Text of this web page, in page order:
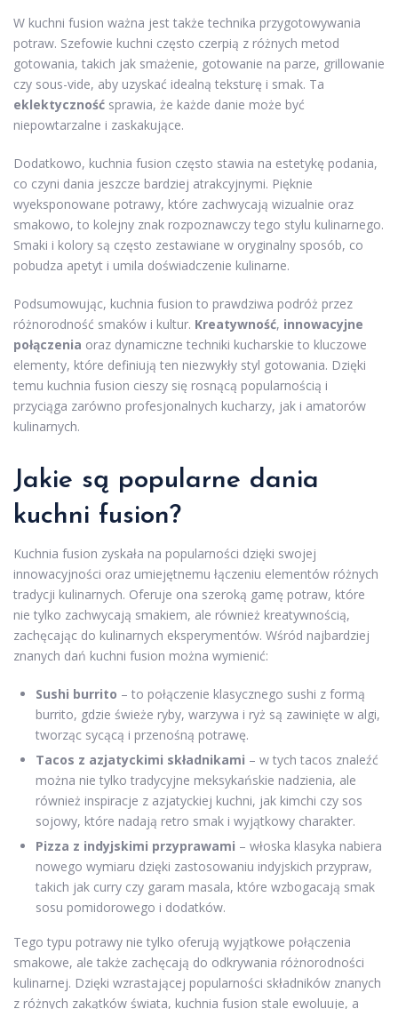
W kuchni fusion ważna jest także technika przygotowywania
potraw. Szefowie kuchni często czerpią z różnych metod
gotowania, takich jak smażenie, gotowanie na parze, grillowanie
czy sous-vide, aby uzyskać idealną teksturę i smak. Ta
eklektyczność sprawia, że każde danie może być
niepowtarzalne i zaskakujące.
Dodatkowo, kuchnia fusion często stawia na estetykę podania,
co czyni dania jeszcze bardziej atrakcyjnymi. Pięknie
wyeksponowane potrawy, które zachwycają wizualnie oraz
smakowo, to kolejny znak rozpoznawczy tego stylu kulinarnego.
Smaki i kolory są często zestawiane w oryginalny sposób, co
pobudza apetyt i umila doświadczenie kulinarne.
Podsumowując, kuchnia fusion to prawdziwa podróż przez
różnorodność smaków i kultur. Kreatywność, innowacyjne
połączenia oraz dynamiczne techniki kucharskie to kluczowe
elementy, które definiują ten niezwykły styl gotowania. Dzięki
temu kuchnia fusion cieszy się rosnącą popularnością i
przyciąga zarówno profesjonalnych kucharzy, jak i amatorów
kulinarnych.
Jakie są popularne dania
kuchni fusion?
Kuchnia fusion zyskała na popularności dzięki swojej
innowacyjności oraz umiejętnemu łączeniu elementów różnych
tradycji kulinarnych. Oferuje ona szeroką gamę potraw, które
nie tylko zachwycają smakiem, ale również kreatywnością,
zachęcając do kulinarnych eksperymentów. Wśród najbardziej
znanych dań kuchni fusion można wymienić:
Sushi burrito – to połączenie klasycznego sushi z formą
burrito, gdzie świeże ryby, warzywa i ryż są zawinięte w algi,
tworząc sycącą i przenośną potrawę.
Tacos z azjatyckimi składnikami – w tych tacos znaleźć
można nie tylko tradycyjne meksykańskie nadzienia, ale
również inspiracje z azjatyckiej kuchni, jak kimchi czy sos
sojowy, które nadają retro smak i wyjątkowy charakter.
Pizza z indyjskimi przyprawami – włoska klasyka nabiera
nowego wymiaru dzięki zastosowaniu indyjskich przypraw,
takich jak curry czy garam masala, które wzbogacają smak
sosu pomidorowego i dodatków.
Tego typu potrawy nie tylko oferują wyjątkowe połączenia
smakowe, ale także zachęcają do odkrywania różnorodności
kulinarnej. Dzięki wzrastającej popularności składników znanych
z różnych zakątków świata, kuchnia fusion stale ewoluuje, a